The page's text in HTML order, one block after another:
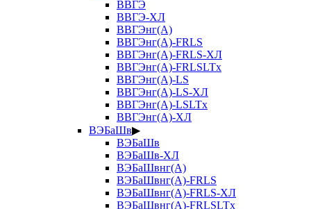
ВВГЭ
ВВГЭ-ХЛ
ВВГЭнг(А)
ВВГЭнг(А)-FRLS
ВВГЭнг(А)-FRLS-ХЛ
ВВГЭнг(А)-FRLSLTx
ВВГЭнг(А)-LS
ВВГЭнг(А)-LS-ХЛ
ВВГЭнг(А)-LSLTx
ВВГЭнг(А)-ХЛ
ВЭБаШв▶
ВЭБаШв
ВЭБаШв-ХЛ
ВЭБаШвнг(А)
ВЭБаШвнг(А)-FRLS
ВЭБаШвнг(А)-FRLS-ХЛ
ВЭБаШвнг(А)-FRLSLTx